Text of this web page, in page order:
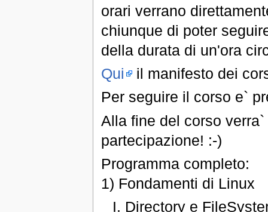
orari verrano
chiunque di poter
della durata di un'ora
Qui il manifesto dei
Per seguire il corso e`
Alla fine del corso
partecipazione! :-)
Programma completo:
1) Fondamenti di Linux
Directory e